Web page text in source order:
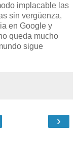
implacable las
sin vergüenza,
en Google y
queda mucho
sigue
›